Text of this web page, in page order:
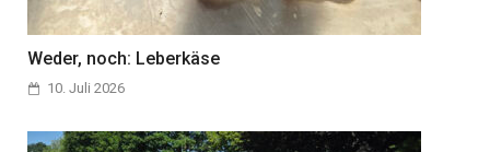
Weder, noch: Leberkäse
10. Juli 2026